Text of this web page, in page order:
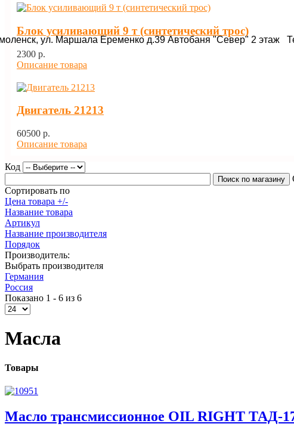
ул. Маршала Еременко д.39 Автобаня "Север" 2 этаж
Блок усиливающий 9 т (синтетический трос)
2300 p.
Описание товара
Двигатель 21213
60500 p.
Описание товара
Код
Сортировать по
Цена товара +/-
Название товара
Артикул
Название производителя
Порядок
Производитель:
Выбрать производителя
Германия
Россия
Показано 1 - 6 из 6
Масла
Товары
Масло трансмиссионное OIL RIGHT ТАД-